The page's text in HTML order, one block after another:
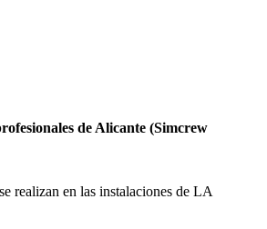
de Alicante (Simcrew
realizan en las instalaciones de LA